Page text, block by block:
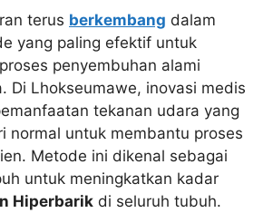
terus berkembang dalam
yang paling efektif untuk
penyembuhan alami
Di Lhokseumawe, inovasi medis
tekanan udara yang
normal untuk membantu proses
Metode ini dikenal sebagai
untuk meningkatkan kadar
Hiperbarik di seluruh tubuh.